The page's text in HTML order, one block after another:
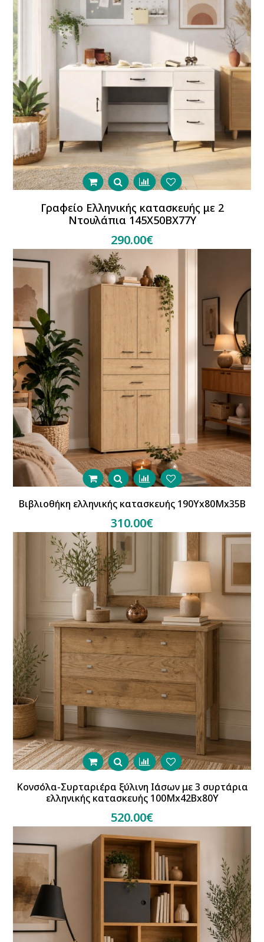
Γραφείο Ελληνικής κατασκευής με 2
Ντουλάπια 145Χ50ΒΧ77Υ
290.00€
Βιβλιοθήκη ελληνικής κατασκευής 190Υx80Μx35Β
310.00€
Κονσόλα-Συρταριέρα ξύλινη Ιάσων με 3 συρτάρια
ελληνικής κατασκευής 100Mx42Bx80Y
520.00€